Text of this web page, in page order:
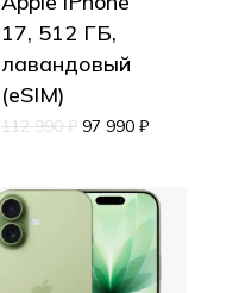
17, 512 ГБ,
лавандовый
(eSIM)
112 990₽ 97 990 ₽